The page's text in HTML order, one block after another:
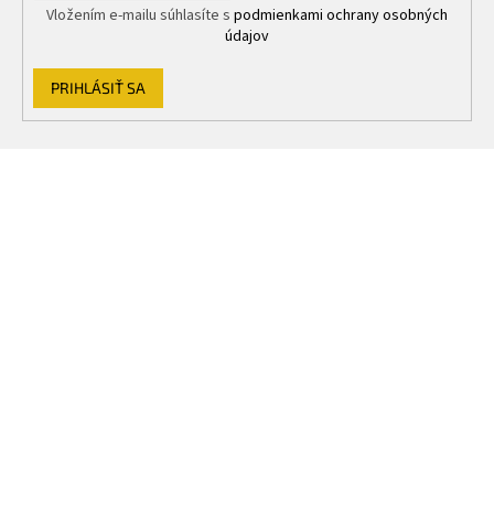
Vložením e-mailu súhlasíte s podmienkami ochrany osobných
údajov
PRIHLÁSIŤ SA